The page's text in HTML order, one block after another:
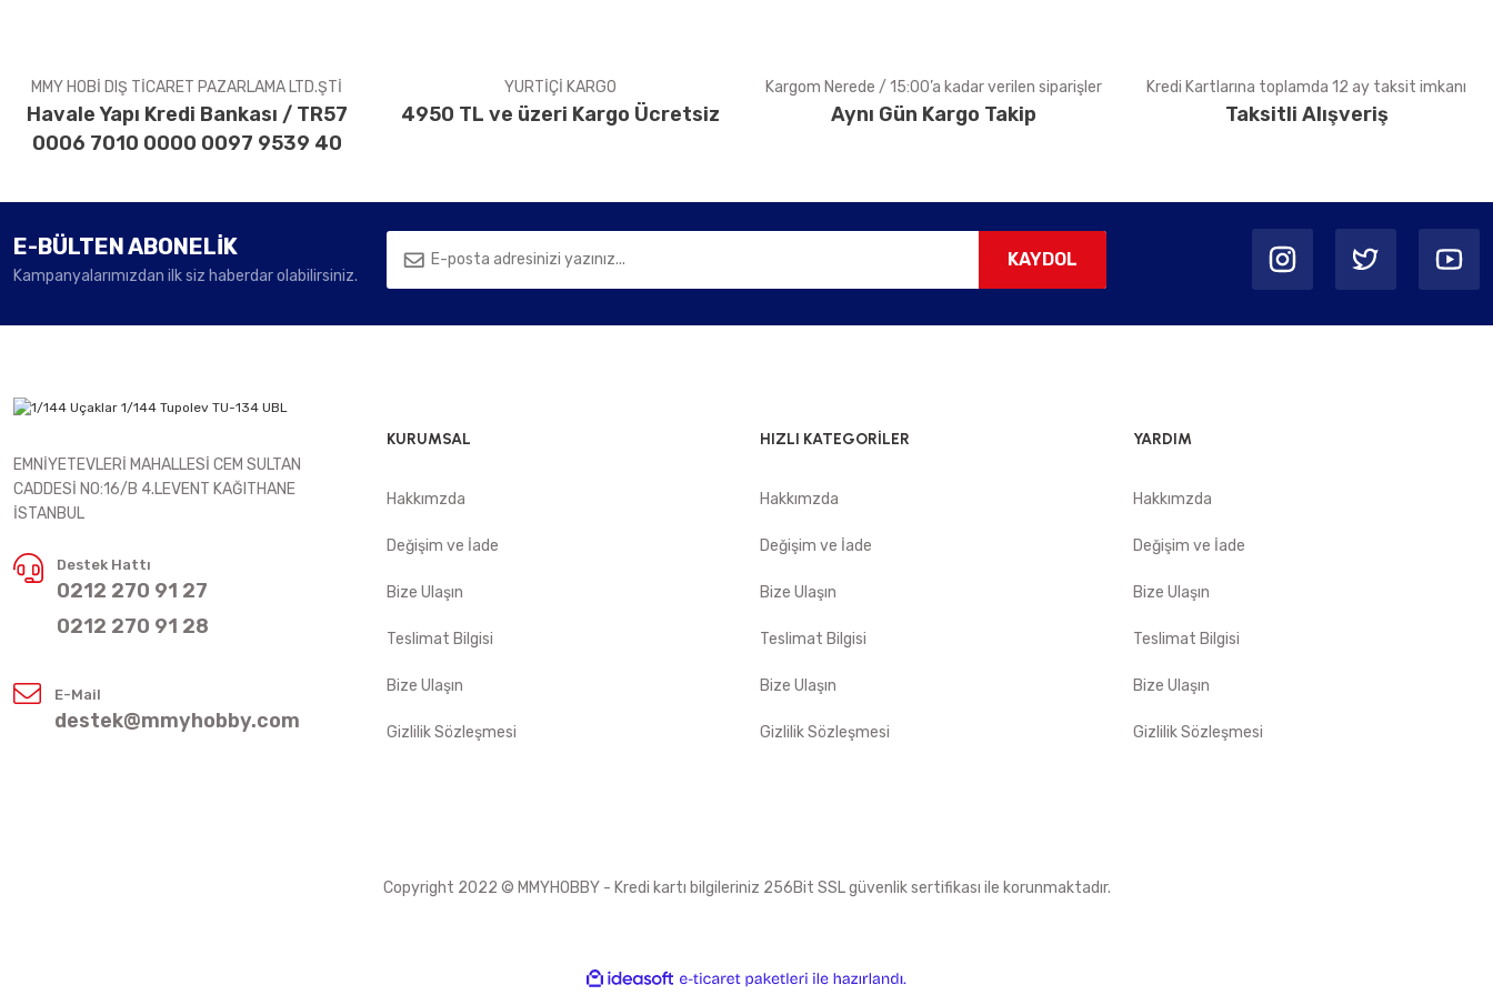
MMY HOBİ DIŞ TİCARET PAZARLAMA LTD.ŞTİ
Havale Yapı Kredi Bankası / TR57
0006 7010 0000 0097 9539 40
YURTİÇİ KARGO
4950 TL ve üzeri Kargo Ücretsiz
Kargom Nerede / 15:00’a kadar verilen siparişler
Aynı Gün Kargo Takip
Kredi Kartlarına toplamda 12 ay taksit imkanı
Taksitli Alışveriş
E-BÜLTEN ABONELİK
Kampanyalarımızdan ilk siz haberdar olabilirsiniz.
KAYDOL
EMNİYETEVLERİ MAHALLESİ CEM SULTAN
CADDESİ NO:16/B 4.LEVENT KAĞITHANE
İSTANBUL
Destek Hattı
0212 270 91 27
0212 270 91 28
E-Mail
destek@mmyhobby.com
KURUMSAL
Hakkımzda
Değişim ve İade
Bize Ulaşın
Teslimat Bilgisi
Bize Ulaşın
Gizlilik Sözleşmesi
HIZLI KATEGORİLER
Hakkımzda
Değişim ve İade
Bize Ulaşın
Teslimat Bilgisi
Bize Ulaşın
Gizlilik Sözleşmesi
YARDIM
Hakkımzda
Değişim ve İade
Bize Ulaşın
Teslimat Bilgisi
Bize Ulaşın
Gizlilik Sözleşmesi
Copyright 2022 © MMYHOBBY - Kredi kartı bilgileriniz 256Bit SSL güvenlik sertifikası ile korunmaktadır.
ideasoft
e-